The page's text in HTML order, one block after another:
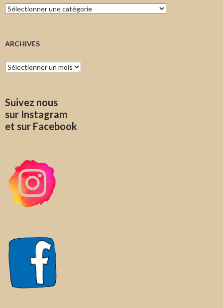
Catégories
ARCHIVES
Archives
Suivez nous
sur Instagram
et sur Facebook